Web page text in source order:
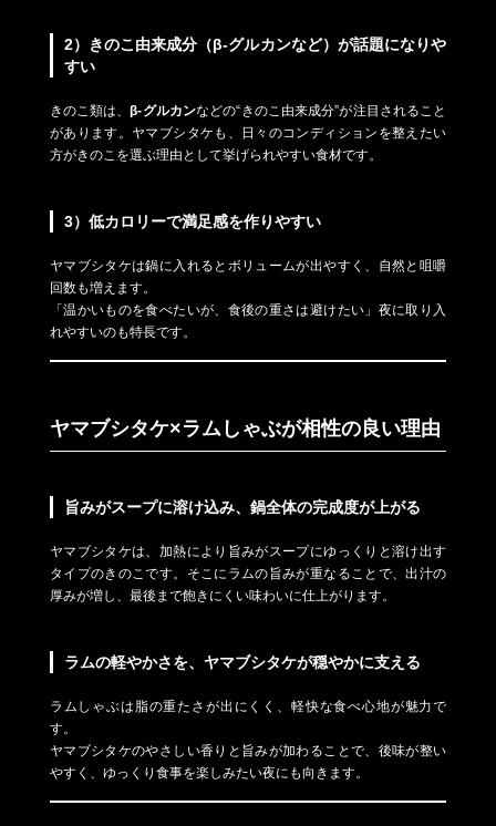
2）きのこ由来成分（β-グルカンなど）が話題になりや
すい
きのこ類は、β-グルカンなどの“きのこ由来成分”が注目されること
があります。ヤマブシタケも、日々のコンディションを整えたい
方がきのこを選ぶ理由として挙げられやすい食材です。
3）低カロリーで満足感を作りやすい
ヤマブシタケは鍋に入れるとボリュームが出やすく、自然と咀嚼
回数も増えます。
「温かいものを食べたいが、食後の重さは避けたい」夜に取り入
れやすいのも特長です。
ヤマブシタケ×ラムしゃぶが相性の良い理由
旨みがスープに溶け込み、鍋全体の完成度が上がる
ヤマブシタケは、加熱により旨みがスープにゆっくりと溶け出す
タイプのきのこです。そこにラムの旨みが重なることで、出汁の
厚みが増し、最後まで飽きにくい味わいに仕上がります。
ラムの軽やかさを、ヤマブシタケが穏やかに支える
ラムしゃぶは脂の重たさが出にくく、軽快な食べ心地が魅力で
す。
ヤマブシタケのやさしい香りと旨みが加わることで、後味が整い
やすく、ゆっくり食事を楽しみたい夜にも向きます。